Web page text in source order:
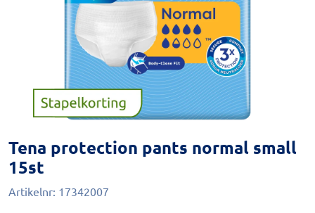
Tena protection pants normal small
15st
Artikelnr: 17342007